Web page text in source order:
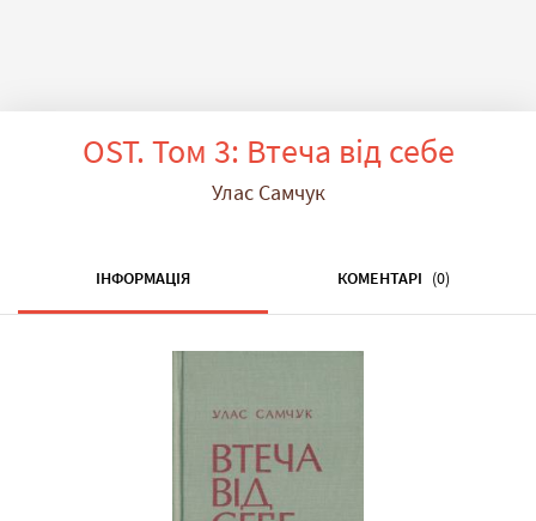
OST. Том 3: Втеча від себе
Улас Самчук
ІНФОРМАЦІЯ КОМЕНТАРІ (0)